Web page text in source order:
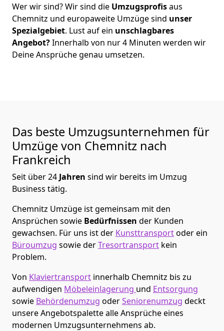
Wer wir sind? Wir sind die Umzugsprofisaus
Chemnitz und europaweite Umzüge sind unser
Spezialgebiet. Lust auf ein unschlagbares
Angebot?Innerhalb von nur4 Minuten werden wir
Deine Ansprüche genau umsetzen.
Das beste Umzugsunternehmen für
Umzüge von Chemnitz nach
Frankreich
Seit über24 Jahren sind wir bereits im Umzug
Business tätig.
Chemnitz Umzüge ist gemeinsam mit den
Ansprüchen sowie Bedürfnissen der Kunden
gewachsen. Für uns ist der Kunsttransportoder ein
Büroumzug sowie derTresortransport kein
Problem.
Von Klaviertransport innerhalb Chemnitz bis zu
aufwendigen Möbeleinlagerung und Entsorgung
sowie Behördenumzug oderSeniorenumzug deckt
unsere Angebotspalette alle Ansprüche eines
modernen Umzugsunternehmens ab.